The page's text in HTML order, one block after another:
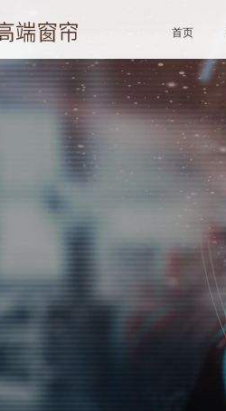
首页